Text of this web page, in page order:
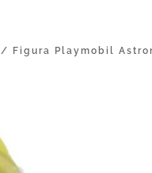
/ Figura Playmobil